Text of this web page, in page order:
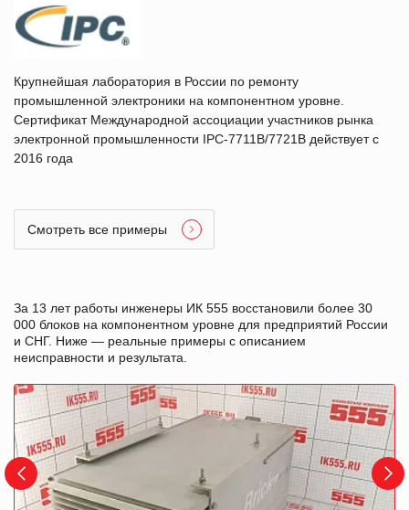
Крупнейшая лаборатория в России по ремонту
промышленной электроники на компонентном уровне.
Сертификат Международной ассоциации участников рынка
электронной промышленности IPC-7711B/7721B действует с
2016 года
Смотреть все примеры
За 13 лет работы инженеры ИК 555 восстановили более 30
000 блоков на компонентном уровне для предприятий России
и СНГ. Ниже — реальные примеры с описанием
неисправности и результата.